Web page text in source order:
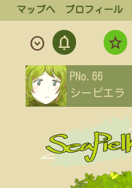
マップへ プロフィール
expand_circle_down notifications
通
知
star
フ
ロ
PNo.66
シーピエラ